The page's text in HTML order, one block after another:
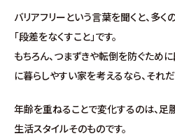
お知らせ
コラム
施工事例
バリアフリーという言葉を聞くと、多
「段差をなくすこと」です。
もちろん、つまずきや転倒を防ぐため
に暮らしやすい家を考えるなら、それ
年齢を重ねることで変化するのは、足
生活スタイルそのものです。